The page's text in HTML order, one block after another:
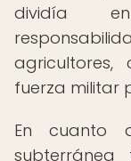
dividía
agricultores,
fuerza militar
En cuanto